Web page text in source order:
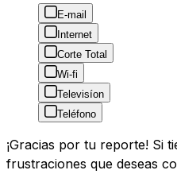
E-mail
Internet
Corte Total
Wi-fi
Televisíon
Teléfono
¡Gracias por tu reporte! Si
frustraciones que deseas